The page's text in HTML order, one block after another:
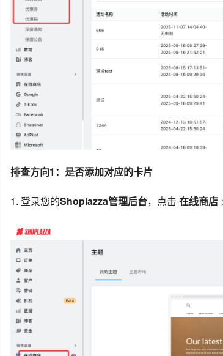
排查方向1：是否添加对应的卡片
1. 登录您的Shoplazza管理后台，点击 在线商店